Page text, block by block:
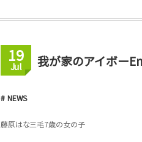
19
Jul 我が家のアイボー
NEWS
藤原はな三毛7歳の女の子